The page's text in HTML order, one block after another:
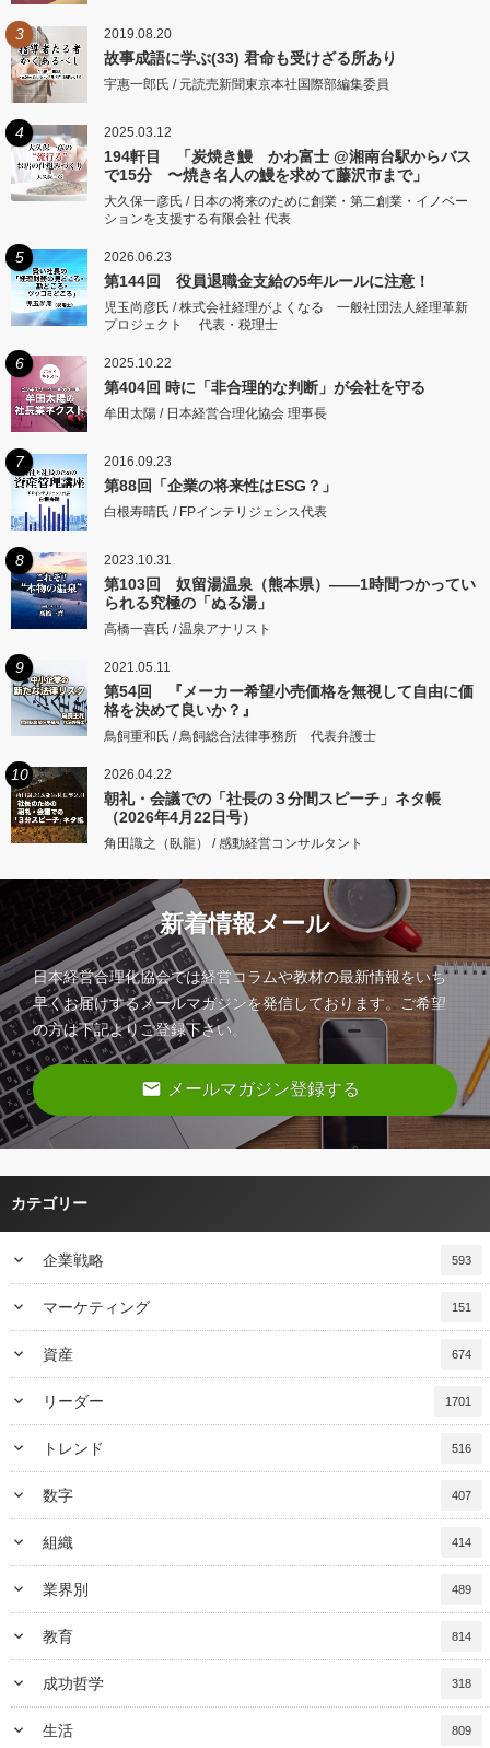
3 2019.08.20
故事成語に学ぶ(33) 君命も受けざる所あり
宇惠一郎氏 / 元読売新聞東京本社国際部編集委員
4 2025.03.12
194軒目 「炭焼き鰻 かわ富士 @湘南台駅からバス
で15分 〜焼き名人の鰻を求めて藤沢市まで」
大久保一彦氏 / 日本の将来のために創業・第二創業・イノベー
ションを支援する有限会社 代表
5 2026.06.23
第144回 役員退職金支給の5年ルールに注意！
児玉尚彦氏 / 株式会社経理がよくなる 一般社団法人経理革新
プロジェクト 代表・税理士
6 2025.10.22
第404回 時に「非合理的な判断」が会社を守る
牟田太陽 / 日本経営合理化協会 理事長
7 2016.09.23
第88回「企業の将来性はESG？」
白根寿晴氏 / FPインテリジェンス代表
8 2023.10.31
第103回 奴留湯温泉（熊本県）――1時間つかってい
られる究極の「ぬる湯」
高橋一喜氏 / 温泉アナリスト
9 2021.05.11
第54回 『メーカー希望小売価格を無視して自由に価
格を決めて良いか？』
鳥飼重和氏 / 鳥飼総合法律事務所 代表弁護士
10 2026.04.22
朝礼・会議での「社長の３分間スピーチ」ネタ帳
（2026年4月22日号）
角田識之（臥龍） / 感動経営コンサルタント
新着情報メール
日本経営合理化協会では経営コラムや教材の最新情報をいち
早くお届けするメールマガジンを発信しております。ご希望
の方は下記よりご登録下さい。
email メールマガジン登録する
カテゴリー
keyboard_arrow_down 企業戦略 593
keyboard_arrow_down マーケティング 151
keyboard_arrow_down 資産 674
keyboard_arrow_down リーダー 1701
keyboard_arrow_down トレンド 516
keyboard_arrow_down 数字 407
keyboard_arrow_down 組織 414
keyboard_arrow_down 業界別 489
keyboard_arrow_down 教育 814
keyboard_arrow_down 成功哲学 318
keyboard_arrow_down 生活 809